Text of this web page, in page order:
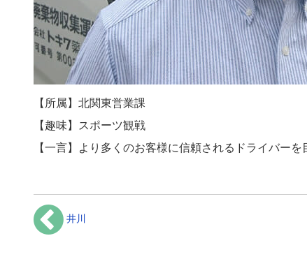
【所属】北関東営業課
【趣味】スポーツ観戦
【一言】より多くのお客様に信頼されるドライバーを
井川